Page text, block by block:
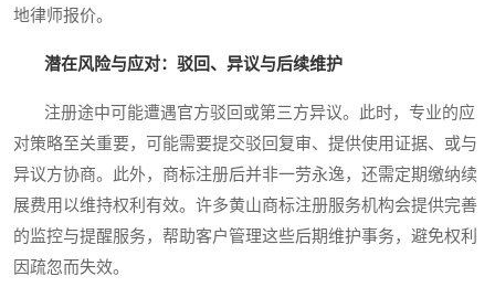
地律师报价。
潜在风险与应对：驳回、异议与后续维护
注册途中可能遭遇官方驳回或第三方异议。此时，专业的应
对策略至关重要，可能需要提交驳回复审、提供使用证据、或与
异议方协商。此外，商标注册后并非一劳永逸，还需定期缴纳续
展费用以维持权利有效。许多黄山商标注册服务机构会提供完善
的监控与提醒服务，帮助客户管理这些后期维护事务，避免权利
因疏忽而失效。